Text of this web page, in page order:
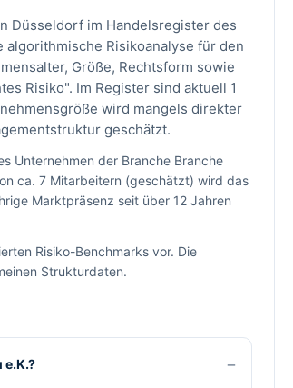
Düsseldorf im Handelsregister des
Risikoanalyse für den
Größe, Rechtsform sowie
Risiko". Im Register sind aktuell 1
wird mangels direkter
geschätzt.
Unternehmen der Branche Branche
ca. 7 Mitarbeitern (geschätzt) wird das
Marktpräsenz seit über 12 Jahren
Risiko-Benchmarks vor. Die
Strukturdaten.
e.K.?